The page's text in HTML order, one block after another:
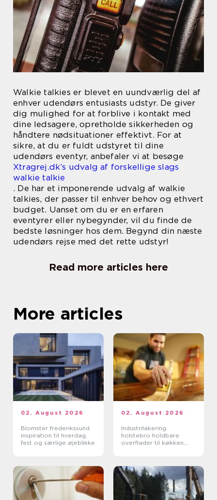
Walkie talkies er blevet en uundværlig del af
enhver udendørs entusiasts udstyr. De giver
dig mulighed for at forblive i kontakt med
dine ledsagere, opretholde sikkerheden og
håndtere nødsituationer effektivt. For at
sikre, at du er fuldt udstyret til dine
udendørs eventyr, anbefaler vi at besøge
Xtragrej.dk’s udvalg af forskellige slags
walkie talkie
. De har et imponerende udvalg af walkie
talkies, der passer til enhver behov og ethvert
budget. Uanset om du er en erfaren
eventyrer eller nybegynder, vil du finde de
bedste løsninger hos dem. Begynd din næste
udendørs rejse med det rette udstyr!
Read more articles here
More articles
02. August 2026
Blomster frederikssund
inspiration til hverdag,
fest og særlige øjeblikke
02. August 2026
Industrilakering
holstebro holdbare
overflader til køkken,